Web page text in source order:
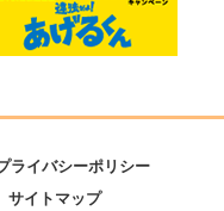
ライバシーポリシー
サイトマップ